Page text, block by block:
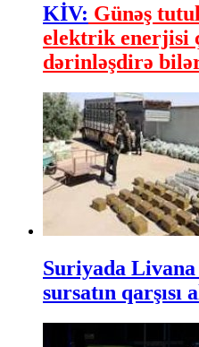
KİV: Günəş
elektrik enerjisi
dərinləşdirə
Suriyada
sursatın qarşısı